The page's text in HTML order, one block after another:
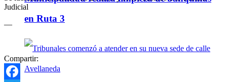
en Ruta 3
Judicial
—
Compartir: